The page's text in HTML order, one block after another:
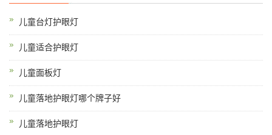
儿童台灯护眼灯
儿童适合护眼灯
儿童面板灯
儿童落地护眼灯哪个牌子好
儿童落地护眼灯